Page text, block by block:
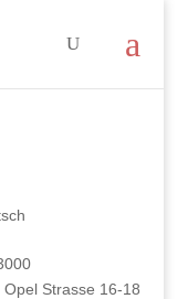
Strasse 16-18